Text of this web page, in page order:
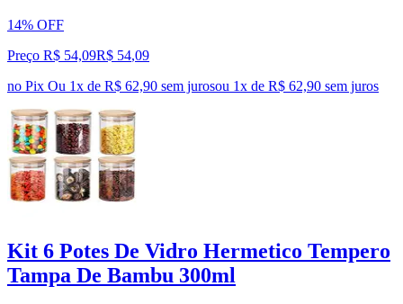
14% OFF
Preço R$ 54,09R$ 54,09
no Pix Ou 1x de R$ 62,90 sem jurosou 1x de R$ 62,90 sem juros
Kit 6 Potes De Vidro Hermetico Tempero
Tampa De Bambu 300ml